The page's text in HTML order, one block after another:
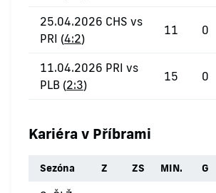
25.04.2026 CHS vs
PRI (4:2)
11 0
11.04.2026 PRI vs
PLB (2:3)
15 0
Kariéra v Příbrami
Sezóna Z ZS MIN. G